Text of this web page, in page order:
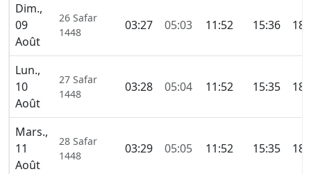
Dim.,
09
Août
26 Safar
1448
03:27 05:03 11:52 15:36
Lun.,
10
Août
27 Safar
1448
03:28 05:04 11:52 15:35
Mars.,
11
Août
28 Safar
1448
03:29 05:05 11:52 15:35